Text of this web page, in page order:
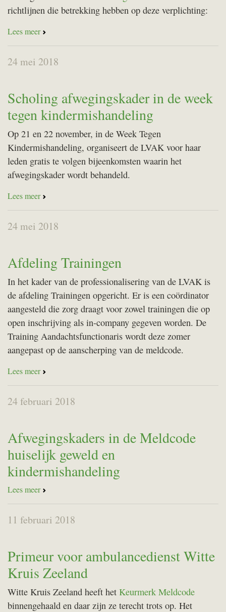
richtlijnen die betrekking hebben op deze verplichting:
Lees meer
24 mei 2018
Scholing afwegingskader in de week
tegen kindermishandeling
Op 21 en 22 november, in de Week Tegen
Kindermishandeling, organiseert de LVAK voor haar
leden gratis te volgen bijeenkomsten waarin het
afwegingskader wordt behandeld.
Lees meer
24 mei 2018
Afdeling Trainingen
In het kader van de professionalisering van de LVAK is
de afdeling Trainingen opgericht. Er is een coördinator
aangesteld die zorg draagt voor zowel trainingen die op
open inschrijving als in-company gegeven worden. De
Training Aandachtsfunctionaris wordt deze zomer
aangepast op de aanscherping van de meldcode.
Lees meer
24 februari 2018
Afwegingskaders in de Meldcode
huiselijk geweld en
kindermishandeling
Lees meer
11 februari 2018
Primeur voor ambulancedienst Witte
Kruis Zeeland
Witte Kruis Zeeland heeft het Keurmerk Meldcode
binnengehaald en daar zijn ze terecht trots op. Het